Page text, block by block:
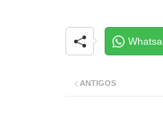
ANTIGOS